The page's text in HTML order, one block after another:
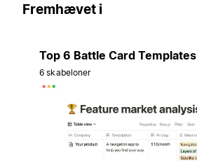
Fremhævet i
Top 6 Battle Card Templates
6 skabeloner